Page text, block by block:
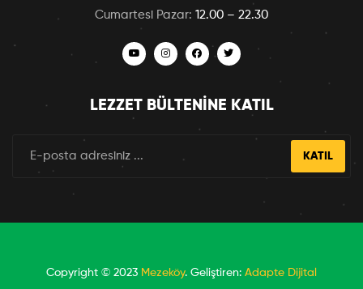
Cumartesi Pazar: 12.00 – 22.30
LEZZET BÜLTENINE KATIL
KATIL
Copyright © 2023 Mezeköy. Geliştiren: Adapte Dijital